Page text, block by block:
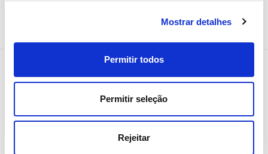
Mostrar detalhes
Permitir todos
Permitir seleção
Rejeitar
Receba todos os detalhes da
operação,